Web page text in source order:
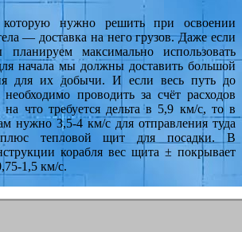
которую нужно решить при освоении
— доставка на него грузов. Даже если
максимально использовать
начала мы должны доставить большой
для их добычи. И если весь путь до
проводить за счёт расходов
на что требуется дельта в 5,9 км/с, то в
нужно 3,5-4 км/с для отправления туда
тепловой щит для посадки. В
корабля вес щита ± покрывает
1,5 км/с.